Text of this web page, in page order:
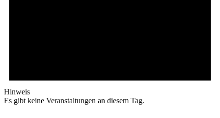
Hinweis
Es gibt keine Veranstaltungen an diesem Tag.